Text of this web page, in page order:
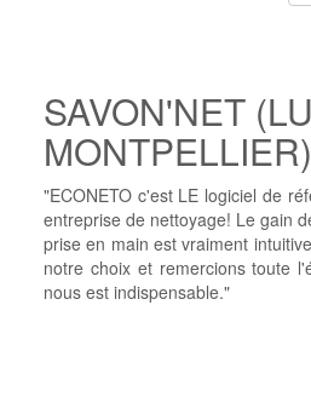
SAVON'NET
MONTPELLIER)
"ECONETO c'est LE logiciel de
entreprise de nettoyage! Le gain
prise en main est vraiment
notre choix et remercions toute
nous est indispensable."